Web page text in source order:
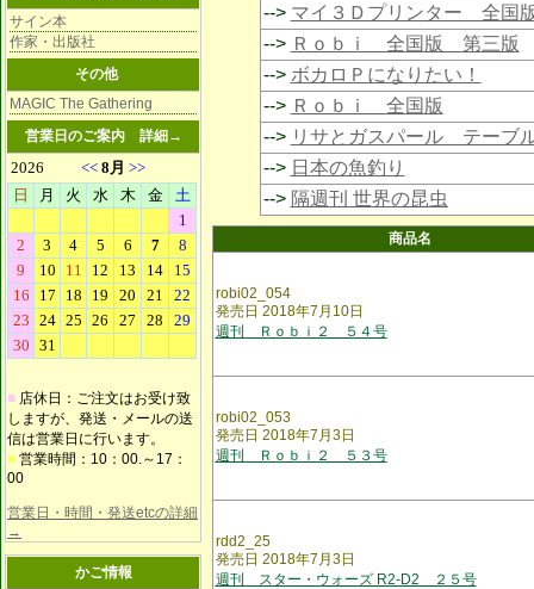
サイン本
作家・出版社
その他
MAGIC The Gathering
営業日のご案内 詳細→
■ 店休日：ご注文はお受け致
しますが、発送・メールの送
信は営業日に行います。
■ 営業時間：10：00.～17：
00
営業日・時間・発送etcの詳細
→
かご情報
--> マイ３Ｄプリンター 全国
--> Ｒｏｂｉ 全国版 第三版
--> ボカロＰになりたい！
--> Ｒｏｂｉ 全国版
--> リサとガスパール テーブ
--> 日本の魚釣り
--> 隔週刊 世界の昆虫
商品名
robi02_054
発売日 2018年7月10日
週刊 Ｒｏｂｉ２ ５４号
robi02_053
発売日 2018年7月3日
週刊 Ｒｏｂｉ２ ５３号
rdd2_25
発売日 2018年7月3日
週刊 スター・ウォーズ R2-D2 ２５号